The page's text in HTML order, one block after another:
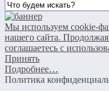
Мы используем cookie-
нашего сайта. Продолжая
соглашаетесь с
Принять
Подробнее…
Политика